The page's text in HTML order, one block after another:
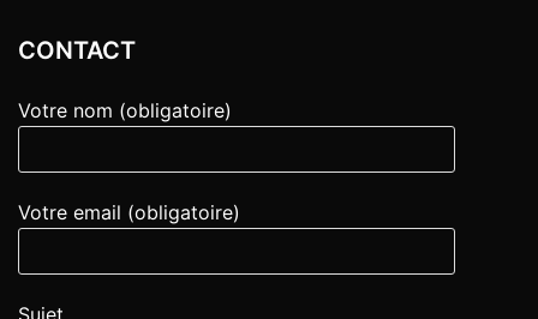
CONTACT
Votre nom (obligatoire)
Votre email (obligatoire)
Sujet